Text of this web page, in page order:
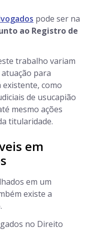
pode ser na
ao Registro de
trabalho variam
para
como
de usucapião
mesmo ações
titularidade.
em
em um
existe a
no Direito